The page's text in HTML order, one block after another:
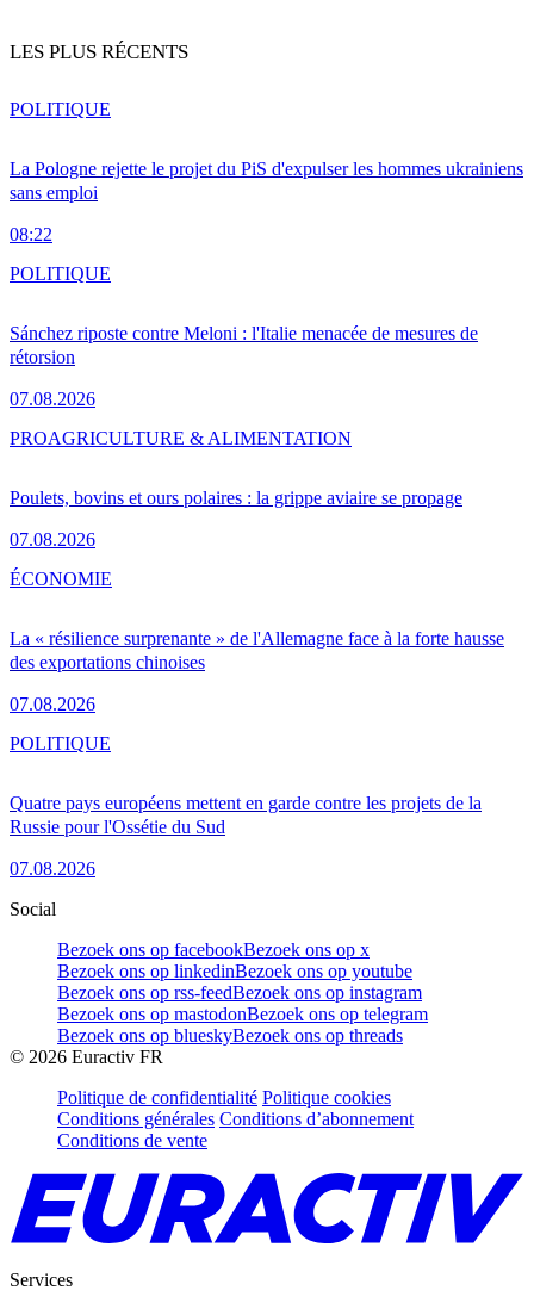
LES PLUS RÉCENTS
La Pologne rejette le projet du PiS d'expulser les hommes ukrainiens
sans emploi
08:22
POLITIQUE
Sánchez riposte contre Meloni : l'Italie menacée de mesures de
rétorsion
07.08.2026
POLITIQUE
Poulets, bovins et ours polaires : la grippe aviaire se propage
07.08.2026
PROAGRICULTURE & ALIMENTATION
La « résilience surprenante » de l'Allemagne face à la forte hausse
des exportations chinoises
07.08.2026
ÉCONOMIE
Quatre pays européens mettent en garde contre les projets de la
Russie pour l'Ossétie du Sud
07.08.2026
POLITIQUE
Social
Bezoek ons op facebookBezoek ons op x
Bezoek ons op linkedinBezoek ons op youtube
Bezoek ons op rss-feedBezoek ons op instagram
Bezoek ons op mastodonBezoek ons op telegram
Bezoek ons op blueskyBezoek ons op threads
© 2026 Euractiv FR
Politique de confidentialité Politique cookies
Conditions générales Conditions d’abonnement
Conditions de vente
Services